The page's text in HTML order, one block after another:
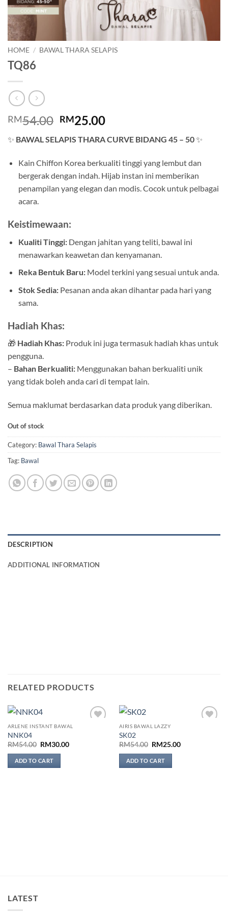
HOME / BAWAL THARA SELAPIS
TQ86
RM54.00 Original
was:
RM54.00.
RM25.00Current
is:
RM25.00.
✨ BAWAL SELAPIS THARA CURVE BIDANG 45 – 50✨
Kain Chiffon Korea berkualiti tinggi yang lembut dan
bergerak dengan indah. Hijab instan ini memberikan
penampilan yang elegan dan modis. Cocok untuk pelbagai
acara.
Keistimewaan:
Kualiti Tinggi:Dengan jahitan yang teliti, bawal ini
menawarkan keawetan dan kenyamanan.
Reka Bentuk Baru:Model terkini yang sesuai untuk anda.
Stok Sedia:Pesanan anda akan dihantar pada hari yang
sama.
Hadiah Khas:
🎁 Hadiah Khas: Produk ini juga termasuk hadiah khas untuk
pengguna.
– Bahan Berkualiti: Menggunakan bahan berkualiti unik
yang tidak boleh anda cari di tempat lain.
Semua maklumat berdasarkan data produk yang diberikan.
Out of stock
Category: Bawal Thara Selapis
Tag: Bawal
DESCRIPTION
ADDITIONAL INFORMATION
RELATED PRODUCTS
ARLENE INSTANT BAWAL
NNK04
RM54.00 Original
was:
RM54.00.
RM30.00Current
ADD TO CART
AIRIS BAWAL LAZZY
SK02
RM54.00 Original
was:
RM54.00.
RM25.00Current
ADD TO CART
LATEST